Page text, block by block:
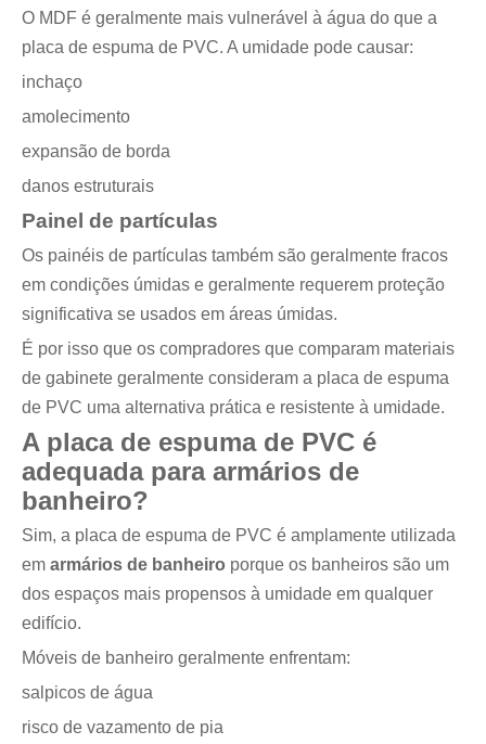
O MDF é geralmente mais vulnerável à água do que a
placa de espuma de PVC. A umidade pode causar:
inchaço
amolecimento
expansão de borda
danos estruturais
Painel de partículas
Os painéis de partículas também são geralmente fracos
em condições úmidas e geralmente requerem proteção
significativa se usados ​​em áreas úmidas.
É por isso que os compradores que comparam materiais
de gabinete geralmente consideram a placa de espuma
de PVC uma alternativa prática e resistente à umidade.
A placa de espuma de PVC é
adequada para armários de
banheiro?
Sim, a placa de espuma de PVC é amplamente utilizada
em armários de banheiro porque os banheiros são um
dos espaços mais propensos à umidade em qualquer
edifício.
Móveis de banheiro geralmente enfrentam:
salpicos de água
risco de vazamento de pia